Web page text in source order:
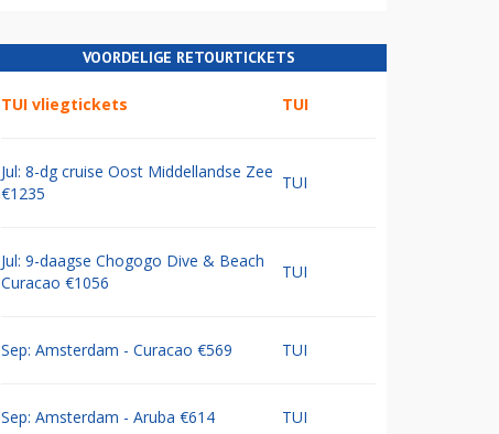
VOORDELIGE RETOURTICKETS
TUI vliegtickets TUI
Jul: 8-dg cruise Oost Middellandse Zee
€1235
TUI
Jul: 9-daagse Chogogo Dive & Beach
Curacao €1056
TUI
Sep: Amsterdam - Curacao €569 TUI
Sep: Amsterdam - Aruba €614 TUI